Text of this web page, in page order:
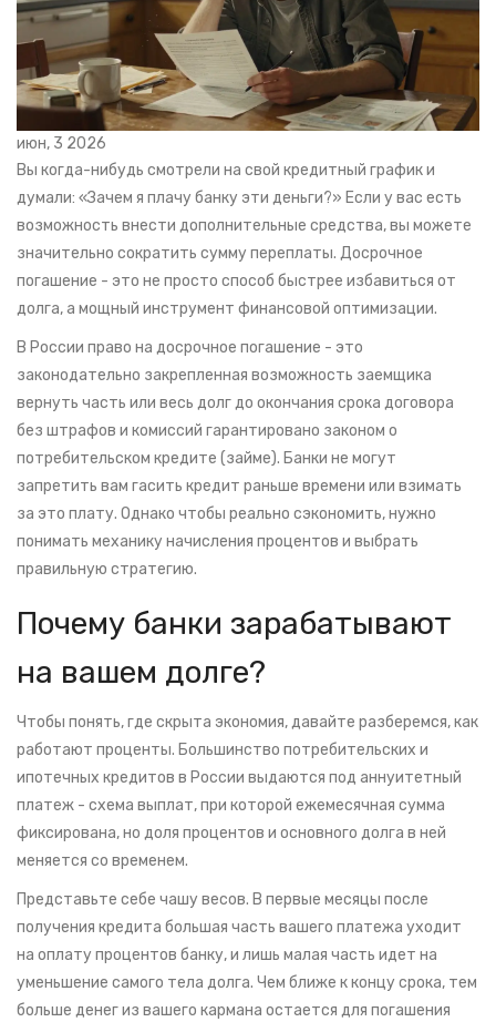
июн, 3 2026
Вы когда-нибудь смотрели на свой кредитный график и
думали: «Зачем я плачу банку эти деньги?» Если у вас есть
возможность внести дополнительные средства, вы можете
значительно сократить сумму переплаты. Досрочное
погашение - это не просто способ быстрее избавиться от
долга, а мощный инструмент финансовой оптимизации.
В России право на досрочное погашение - это
законодательно закрепленная возможность заемщика
вернуть часть или весь долг до окончания срока договора
без штрафов и комиссий гарантировано законом о
потребительском кредите (займе). Банки не могут
запретить вам гасить кредит раньше времени или взимать
за это плату. Однако чтобы реально сэкономить, нужно
понимать механику начисления процентов и выбрать
правильную стратегию.
Почему банки зарабатывают
на вашем долге?
Чтобы понять, где скрыта экономия, давайте разберемся, как
работают проценты. Большинство потребительских и
ипотечных кредитов в России выдаются под аннуитетный
платеж - схема выплат, при которой ежемесячная сумма
фиксирована, но доля процентов и основного долга в ней
меняется со временем.
Представьте себе чашу весов. В первые месяцы после
получения кредита большая часть вашего платежа уходит
на оплату процентов банку, и лишь малая часть идет на
уменьшение самого тела долга. Чем ближе к концу срока, тем
больше денег из вашего кармана остается для погашения